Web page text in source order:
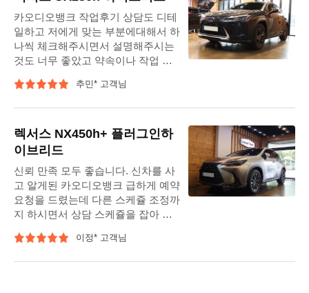
니다. 앞으로 차를 타는 기쁜이 두배,
세배 즐거울거 같습니다. 감사드립니
다. 항상 건강하시고 행운이 함게 하
시기를...
카오디오뱅크 작업후기 상담도 디테
일하고 저에게 맞는 부분에대해서 하
나씩 체크해주시면서 설명해주시는
것도 너무 좋았고 약속이나 작업 진
체크해주시면서 안내해주시는것도
과 작업을해주신 분들께 퀄리티 높은
작업을 해주셔서 다시한번 감사드립
추민* 고객님
렉서스 NX450h+ 플러그인하
이브리드
신뢰 만족 모두 좋습니다. 신차를 사
고 알게된 카오디오뱅크 급하게 예약
요청을 드렸는데 다른 스케쥴 조정까
지 하시면서 상담 스케쥴을 잡아 주
말씀해주셔서 오히려 더 신뢰가 느껴이정* 고객님